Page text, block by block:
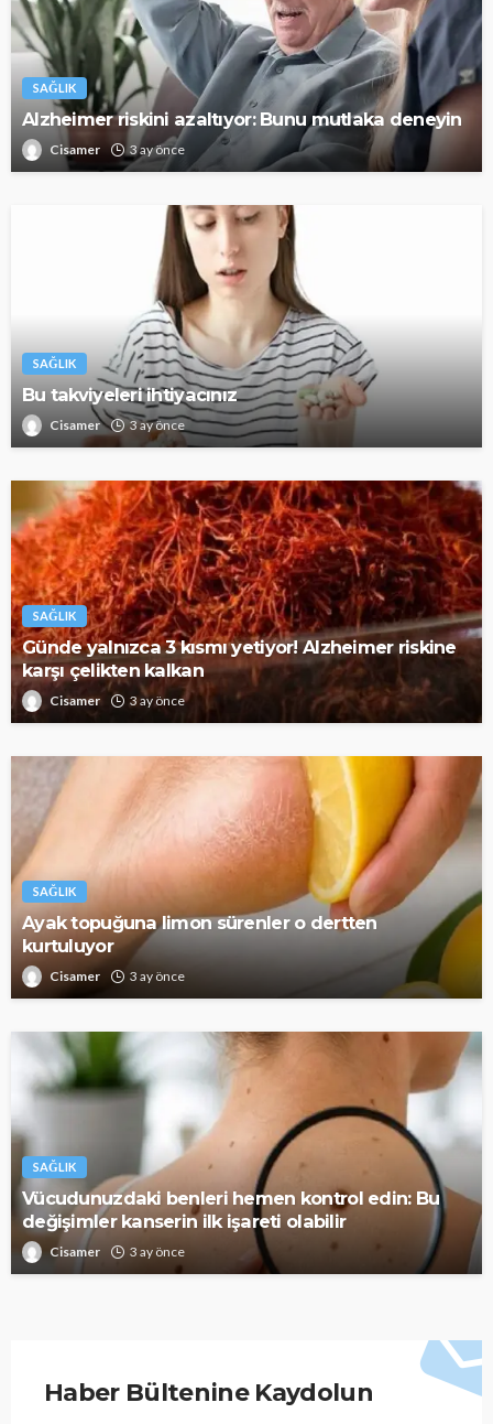
SAĞLIK
Alzheimer riskini azaltıyor: Bunu mutlaka deneyin
Cisamer 3 ay önce
SAĞLIK
Bu takviyeleri ihtiyacınız
Cisamer 3 ay önce
SAĞLIK
Günde yalnızca 3 kısmı yetiyor! Alzheimer riskine
karşı çelikten kalkan
Cisamer 3 ay önce
SAĞLIK
Ayak topuğuna limon sürenler o dertten
kurtuluyor
Cisamer 3 ay önce
SAĞLIK
Vücudunuzdaki benleri hemen kontrol edin: Bu
değişimler kanserin ilk işareti olabilir
Cisamer 3 ay önce
Haber Bültenine Kaydolun